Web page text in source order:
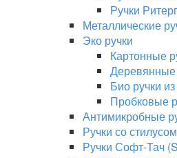
Ручки
Металлические
Эко ручки
Картонные
Деревянные
Био ручки
Пробковые
Антимикробные
Ручки со стилусом
Ручки Софт-Тач